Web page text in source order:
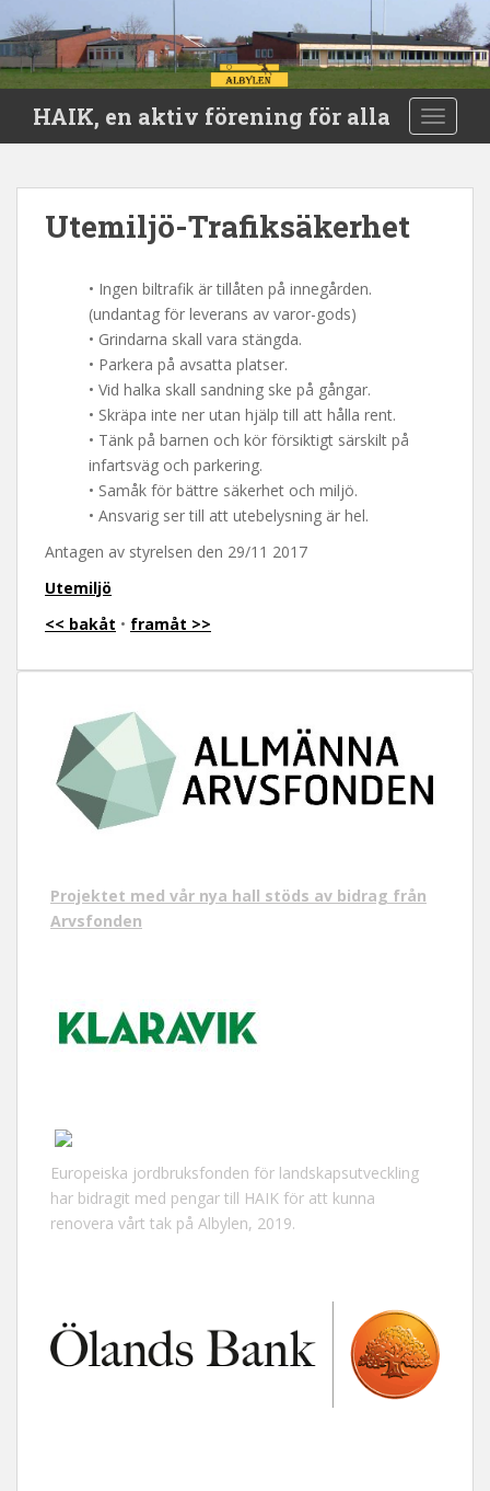
i
HAIK, en aktiv förening för alla
Utemiljö-Trafiksäkerhet
• Ingen biltrafik är tillåten på innegården.
(undantag för leverans av varor-gods)
• Grindarna skall vara stängda.
• Parkera på avsatta platser.
• Vid halka skall sandning ske på gångar.
• Skräpa inte ner utan hjälp till att hålla rent.
• Tänk på barnen och kör försiktigt särskilt på
infartsväg och parkering.
• Samåk för bättre säkerhet och miljö.
• Ansvarig ser till att utebelysning är hel.
Antagen av styrelsen den 29/11 2017
Utemiljö
<< bakåt • framåt >>
Projektet med vår nya hall stöds av bidrag från
Arvsfonden
Europeiska jordbruksfonden för landskapsutveckling
har bidragit med pengar till HAIK för att kunna
renovera vårt tak på Albylen, 2019.